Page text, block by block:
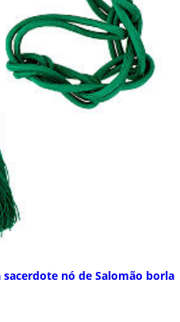
nó de Salomão borla